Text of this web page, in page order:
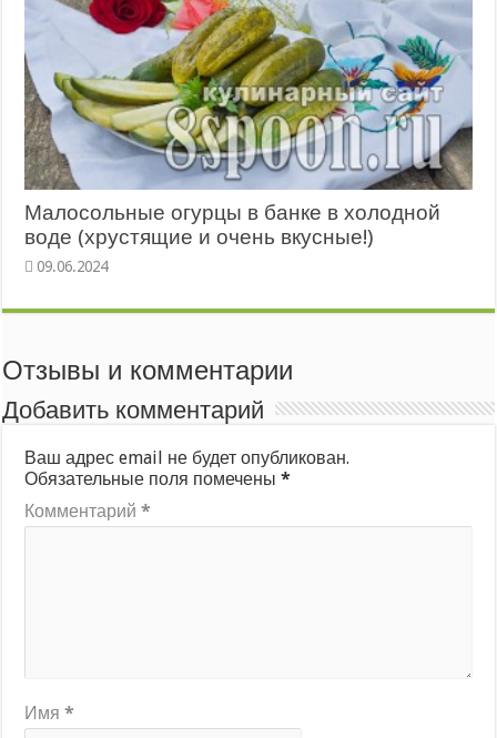
Малосольные огурцы в банке в холодной
воде (хрустящие и очень вкусные!)
Отзывы и комментарии
Добавить комментарий
Ваш адрес email не будет опубликован.
Обязательные поля помечены*
Комментарий*
Имя*